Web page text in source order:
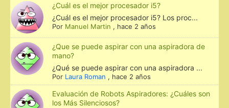
¿Cuál es el mejor procesador i5?
¿Cuál es el mejor procesador i5? Los proc...
Por Manuel Martin , hace 2 años
¿Que se puede aspirar con una aspiradora de
mano?
¿Qué se puede aspirar con una aspiradora ...
Por Laura Roman , hace 2 años
Evaluación de Robots Aspiradores: ¿Cuáles son
los Más Silenciosos?